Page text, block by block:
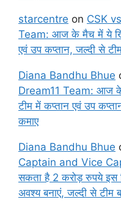
starcentre on CSK
Team: आज के मैच में ये
एवं उप कप्तान, जल्दी से
Diana Bandhu Bhue
Dream11 Team: आज के
टीम में कप्तान एवं उप
कमाए
Diana Bandhu Bhue
Captain and Vice
सकता है 2 करोड़ रुपये इस
अवश्य बनाएं, जल्दी से टीम